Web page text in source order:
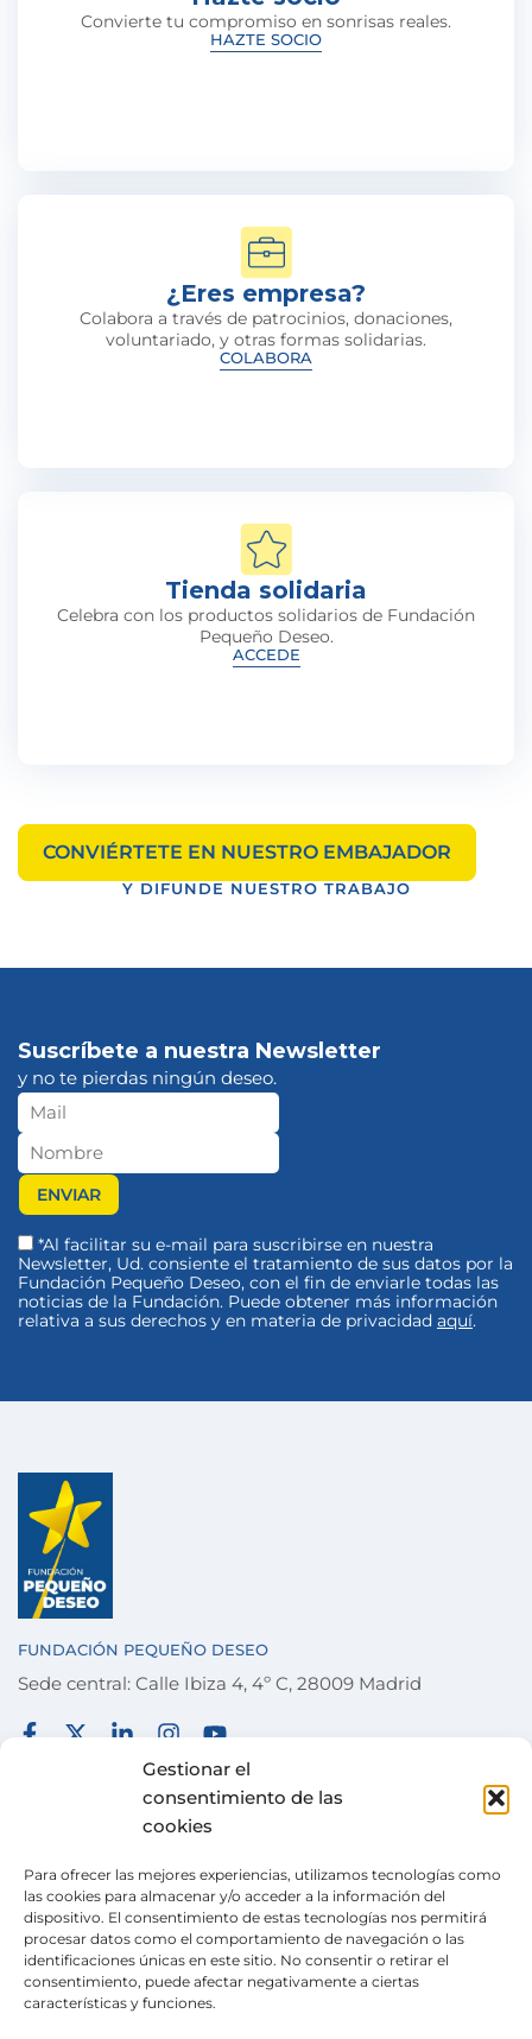
Gestionar el
consentimiento de las
cookies
Para ofrecer las mejores experiencias, utilizamos tecnologías como
las cookies para almacenar y/o acceder a la información del
dispositivo. El consentimiento de estas tecnologías nos permitirá
procesar datos como el comportamiento de navegación o las
identificaciones únicas en este sitio. No consentir o retirar el
consentimiento, puede afectar negativamente a ciertas
características y funciones.
Convierte tu compromiso en sonrisas reales.
HAZTE SOCIO
Tienda solidaria
Celebra con los productos solidarios de Fundación
Pequeño Deseo.
ACCEDE
¿Eres empresa?
Colabora a través de patrocinios, donaciones,
voluntariado, y otras formas solidarias.
COLABORA
CONVIÉRTETE EN NUESTRO EMBAJADOR
Y DIFUNDE NUESTRO TRABAJO
Suscríbete a nuestra Newsletter
y no te pierdas ningún deseo.
*Al facilitar su e-mail para suscribirse en nuestra
Newsletter, Ud. consiente el tratamiento de sus datos por la
Fundación Pequeño Deseo, con el fin de enviarle todas las
noticias de la Fundación. Puede obtener más información
relativa a sus derechos y en materia de privacidad aquí.
FUNDACIÓN PEQUEÑO DESEO
Sede central: Calle Ibiza 4, 4º C, 28009 Madrid
ACTUALIDAD
TIENDA SOLIDARIA
VOLUNTARIADO
POLÍTICA DE PRIVACIDAD
CANAL DE DENUNCIAS